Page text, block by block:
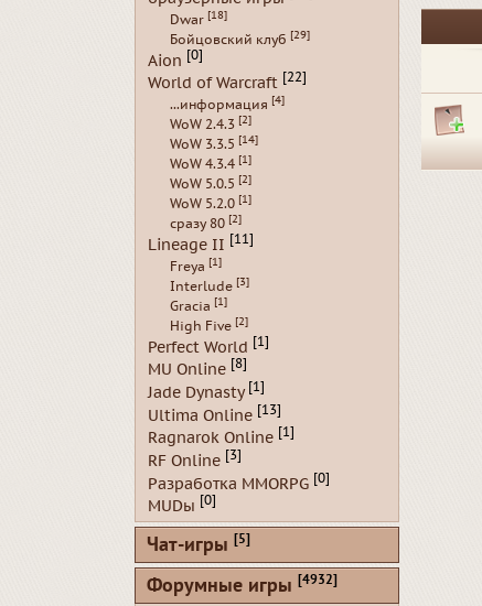
Dwar [18]
Бойцовский клуб [29]
Aion [0]
World of Warcraft [22]
...информация [4]
WoW 2.4.3 [2]
WoW 3.3.5 [14]
WoW 4.3.4 [1]
WoW 5.0.5 [2]
WoW 5.2.0 [1]
сразу 80 [2]
Lineage II [11]
Freya [1]
Interlude [3]
Gracia [1]
High Five [2]
Perfect World [1]
MU Online [8]
Jade Dynasty [1]
Ultima Online [13]
Ragnarok Online [1]
RF Online [3]
Разработка MMORPG [0]
MUDы [0]
Чат-игры [5]
Форумные игры [4932]